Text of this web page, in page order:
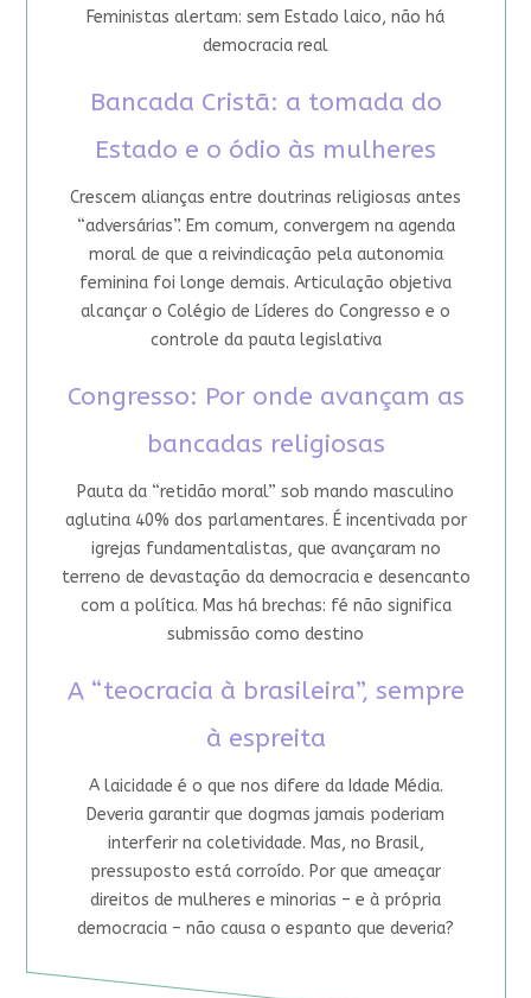
Feministas alertam: sem Estado laico, não há
democracia real
Bancada Cristã: a tomada do
Estado e o ódio às mulheres
Crescem alianças entre doutrinas religiosas antes
“adversárias”. Em comum, convergem na agenda
moral de que a reivindicação pela autonomia
feminina foi longe demais. Articulação objetiva
alcançar o Colégio de Líderes do Congresso e o
controle da pauta legislativa
Congresso: Por onde avançam as
bancadas religiosas
Pauta da “retidão moral” sob mando masculino
aglutina 40% dos parlamentares. É incentivada por
igrejas fundamentalistas, que avançaram no
terreno de devastação da democracia e desencanto
com a política. Mas há brechas: fé não significa
submissão como destino
A “teocracia à brasileira”, sempre
à espreita
A laicidade é o que nos difere da Idade Média.
Deveria garantir que dogmas jamais poderiam
interferir na coletividade. Mas, no Brasil,
pressuposto está corroído. Por que ameaçar
direitos de mulheres e minorias – e à própria
democracia – não causa o espanto que deveria?